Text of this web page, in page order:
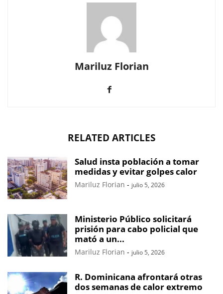
Mariluz Florian
RELATED ARTICLES
Salud insta población a tomar
medidas y evitar golpes calor
Mariluz Florian - julio 5, 2026
Ministerio Público solicitará
prisión para cabo policial que
mató a un...
Mariluz Florian - julio 5, 2026
R. Dominicana afrontará otras
dos semanas de calor extremo